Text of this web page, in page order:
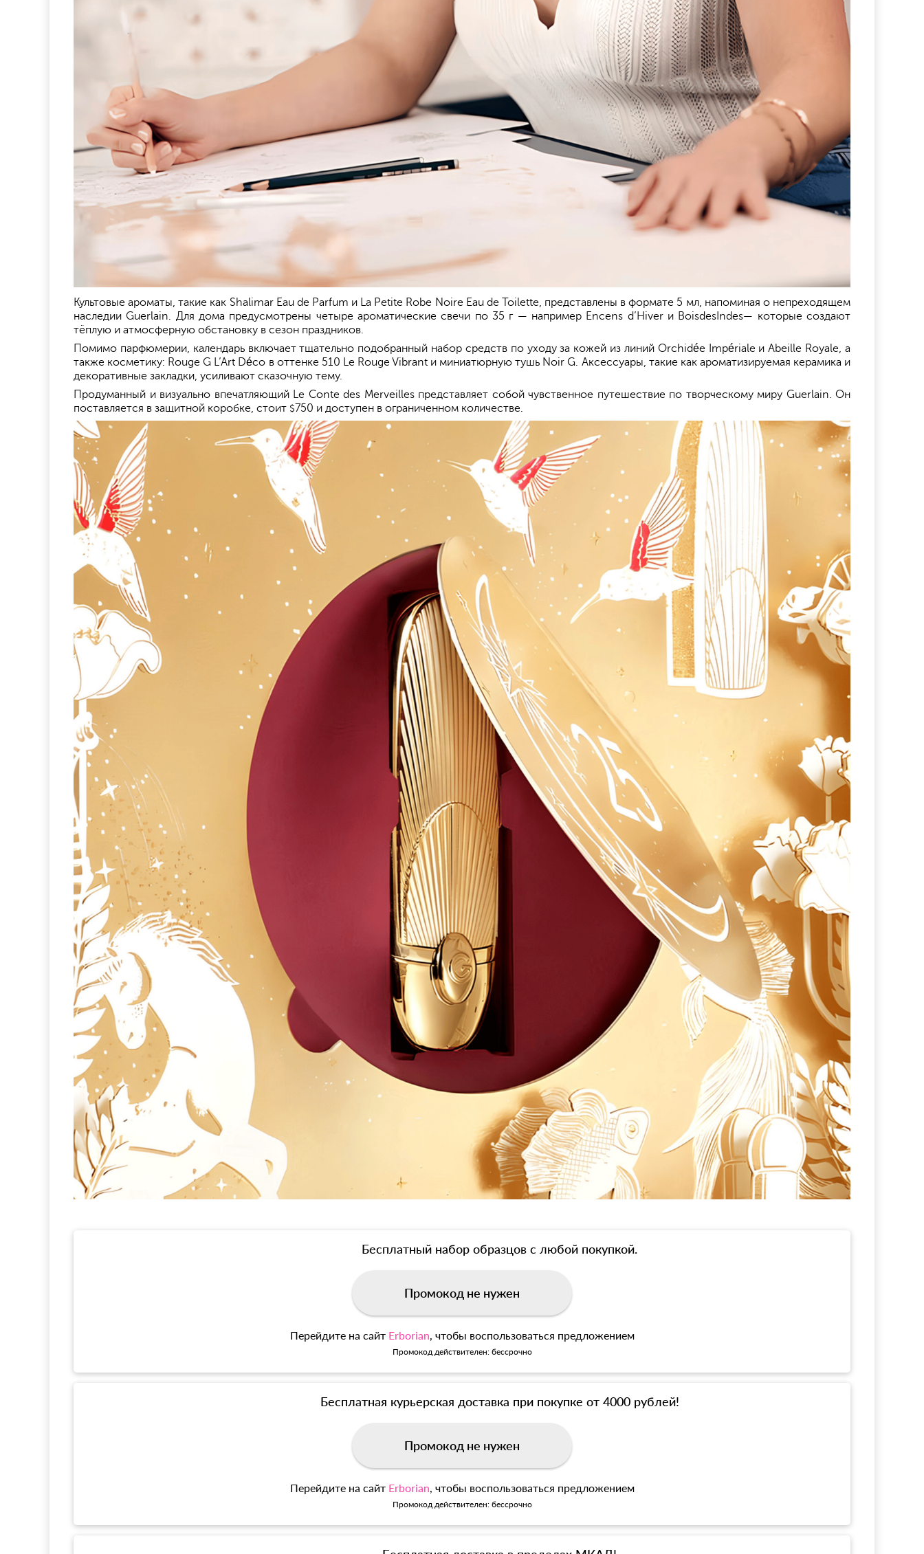
Культовые ароматы, такие как Shalimar Eau de Parfum и La Petite Robe Noire Eau de Toilette, представлены в формате 5 мл, напоминая о непреходящем
наследии Guerlain. Для дома предусмотрены четыре ароматические свечи по 35 г — например Encens d’Hiver и BoisdesIndes— которые создают
тёплую и атмосферную обстановку в сезон праздников.
Помимо парфюмерии, календарь включает тщательно подобранный набор средств по уходу за кожей из линий Orchidée Impériale и Abeille Royale, а
также косметику: Rouge G L’Art Déco в оттенке 510 Le Rouge Vibrant и миниатюрную тушь Noir G. Аксессуары, такие как ароматизируемая керамика и
декоративные закладки, усиливают сказочную тему.
Продуманный и визуально впечатляющий Le Conte des Merveilles представляет собой чувственное путешествие по творческому миру Guerlain. Он
поставляется в защитной коробке, стоит $750 и доступен в ограниченном количестве.
Бесплатный набор образцов с любой покупкой.
Промокод не нужен
Перейдите на сайт Erborian , чтобы воспользоваться предложением
Промокод действителен: бессрочно
Бесплатная курьерская доставка при покупке от 4000 рублей!
Промокод не нужен
Перейдите на сайт Erborian , чтобы воспользоваться предложением
Промокод действителен: бессрочно